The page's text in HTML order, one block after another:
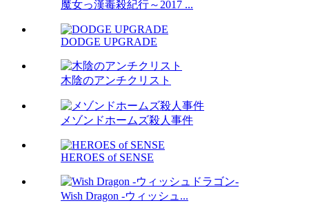
魔女っ漢毒殺紀行～2017 ...
DODGE UPGRADE
木陰のアンチクリスト
メゾンドホームズ殺人事件
HEROES of SENSE
Wish Dragon -ウィッシュ...